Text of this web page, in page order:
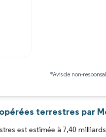
*Avis de non-
terrestres par
est estimée à 7,40